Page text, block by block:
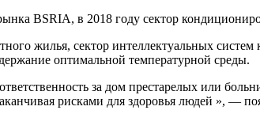
BSRIA, в 2018 году сектор
жилья, сектор интеллектуальных
оптимальной температурной среды.
за дом престарелых или
рисками для здоровья людей », —